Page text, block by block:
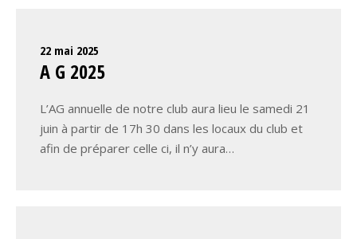
22 mai 2025
A G 2025
L’AG annuelle de notre club aura lieu le samedi 21
juin à partir de 17h 30 dans les locaux du club et
afin de préparer celle ci, il n’y aura…